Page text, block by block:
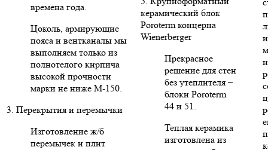
времена года.
Цоколь, армирующие
пояса и вентканалы мы
выполняем только из
полнотелого кирпича
высокой прочности
марки не ниже М-150.
3. Перекрытия и перемычки
Изготовление ж/б
перемычек и плит
керамический блок
Poroterm концерна
Wienerberger
Прекрасное
решение для стен
без утеплителя –
блоки Poroterm
44 и 51.
Теплая керамика
изготовлена из